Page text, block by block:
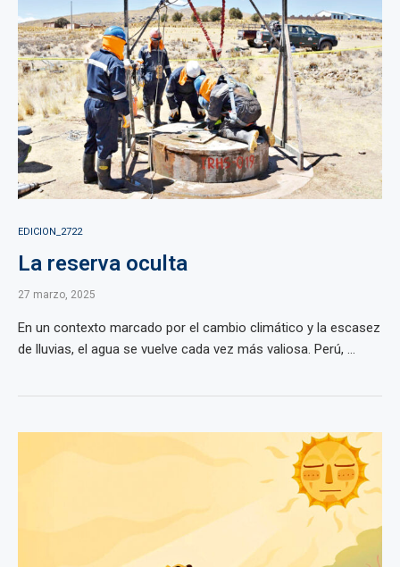
EDICION_2722
La reserva oculta
27 marzo, 2025
En un contexto marcado por el cambio climático y la escasez
de lluvias, el agua se vuelve cada vez más valiosa. Perú, ...